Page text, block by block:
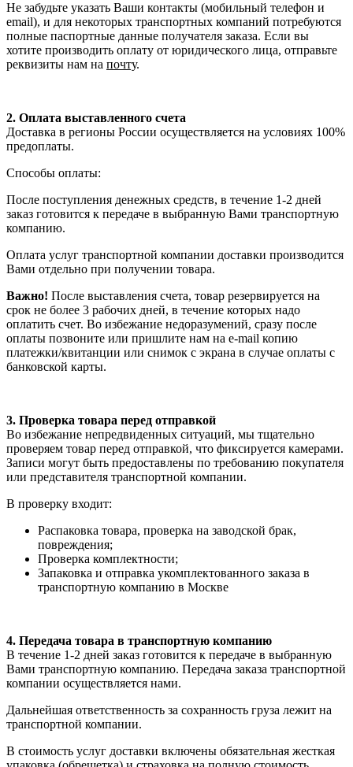
Не забудьте указать Ваши контакты (мобильный телефон и
email), и для некоторых транспортных компаний потребуются
полные паспортные данные получателя заказа. Если вы
хотите производить оплату от юридического лица, отправьте
реквизиты нам на почту.
2. Оплата выставленного счета
Доставка в регионы России осуществляется на условиях 100%
предоплаты.
Способы оплаты:
После поступления денежных средств, в течение 1-2 дней
заказ готовится к передаче в выбранную Вами транспортную
компанию.
Оплата услуг транспортной компании доставки производится
Вами отдельно при получении товара.
Важно! После выставления счета, товар резервируется на
срок не более 3 рабочих дней, в течение которых надо
оплатить счет. Во избежание недоразумений, сразу после
оплаты позвоните или пришлите нам на e-mail копию
платежки/квитанции или снимок с экрана в случае оплаты с
банковской карты.
3. Проверка товара перед отправкой
Во избежание непредвиденных ситуаций, мы тщательно
проверяем товар перед отправкой, что фиксируется камерами.
Записи могут быть предоставлены по требованию покупателя
или представителя транспортной компании.
В проверку входит:
Распаковка товара, проверка на заводской брак,
повреждения;
Проверка комплектности;
Запаковка и отправка укомплектованного заказа в
транспортную компанию в Москве
4. Передача товара в транспортную компанию
В течение 1-2 дней заказ готовится к передаче в выбранную
Вами транспортную компанию. Передача заказа транспортной
компании осуществляется нами.
Дальнейшая ответственность за сохранность груза лежит на
транспортной компании.
В стоимость услуг доставки включены обязательная жесткая